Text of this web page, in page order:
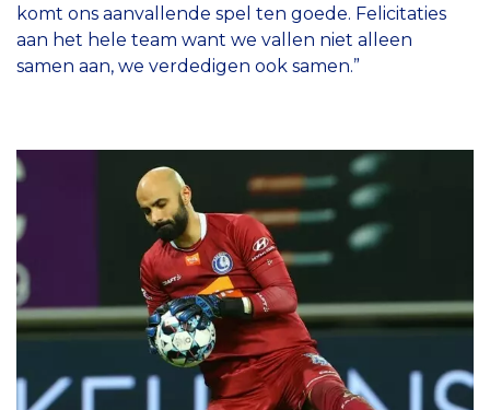
komt ons aanvallende spel ten goede. Felicitaties
aan het hele team want we vallen niet alleen
samen aan, we verdedigen ook samen.”